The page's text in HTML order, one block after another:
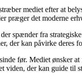
mediet efter at
præger det moderne
spænder fra
der kan påvirke deres
før. Mediet ønsker
der kan guide til